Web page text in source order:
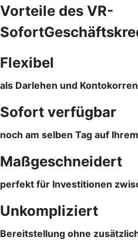
Vorteile des VR-
Flexibel
als Darlehen und
Sofort verfügbar
noch am selben Tag auf
Maßgeschneidert
perfekt für Investitionen
Unkompliziert
Bereitstellung ohne